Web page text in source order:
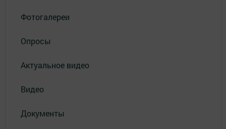
Фотогалереи
Опросы
Актуальное видео
Видео
Документы